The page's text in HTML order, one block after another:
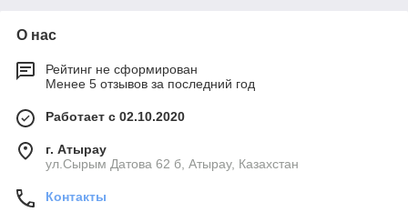
О нас
Рейтинг не сформирован
Менее 5 отзывов за последний год
Работает с 02.10.2020
г. Атырау
ул.Сырым Датова 62 б, Атырау, Казахстан
Контакты